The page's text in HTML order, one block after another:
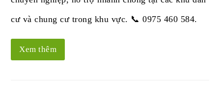
cư và chung cư trong khu vực. 📞 0975 460 584.
Xem thêm